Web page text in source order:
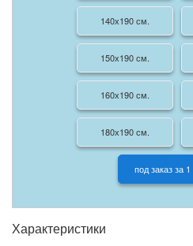
140х190 см.
150х190 см.
160х190 см.
180х190 см.
под заказ за
Характеристики